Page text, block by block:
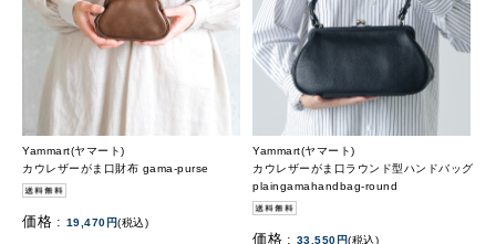
Yammart(ヤマート)
カウレザーがま口財布 gama-purse
価格 : 19,470円(税込)
Yammart(ヤマート)
カウレザーがま口ラウンド型ハンドバッグ
plaingamahandbag-round
価格 : 33,550円(税込)